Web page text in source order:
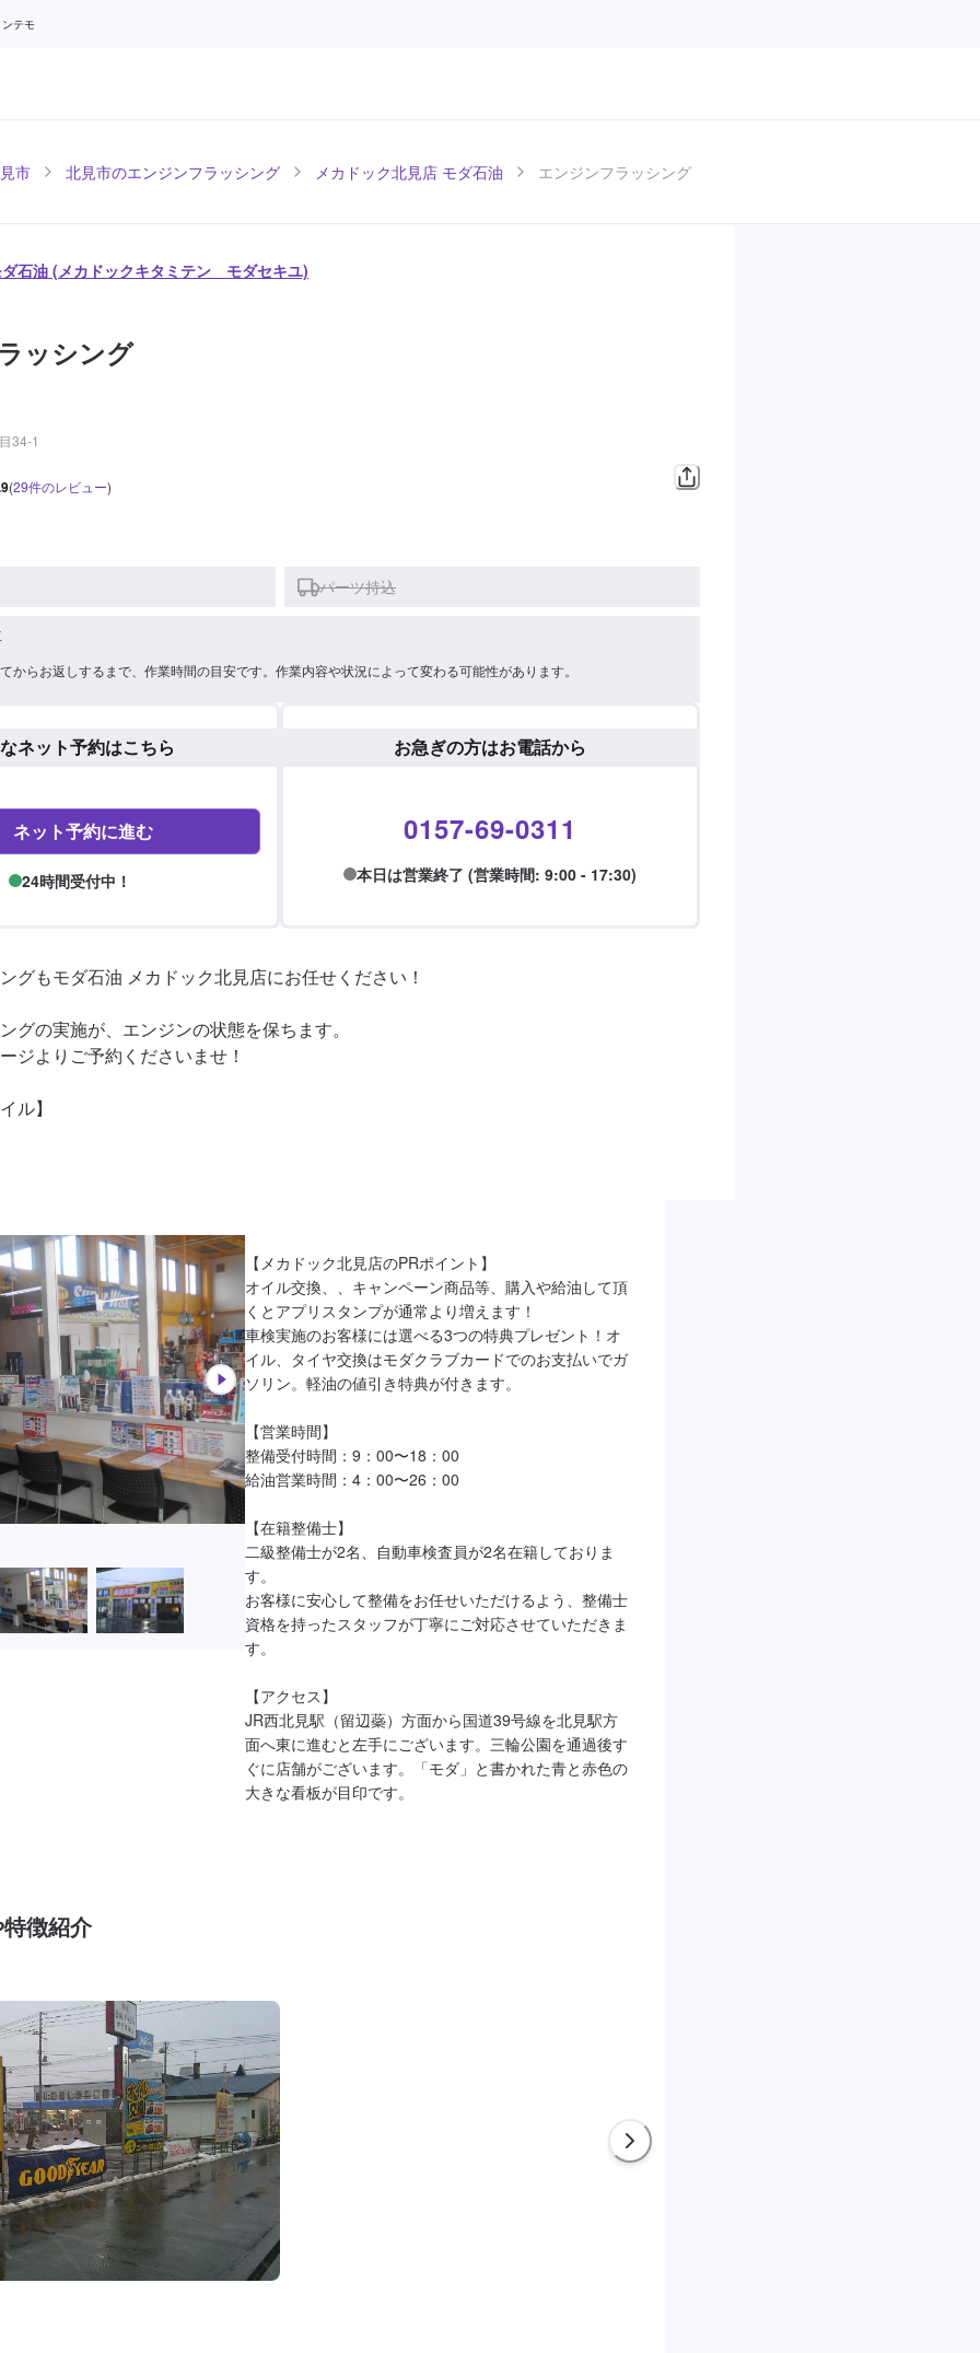
テモ
市 北見市のエンジンフラッシング メカドック北見店 モダ石油 エンジンフラッシング
石油 (メカドックキタミテン モダセキユ)
ッシング
34-1
(29件のレビュー)
パーツ持込
からお返しするまで、作業時間の目安です。作業内容や状況によって変わる可能性があります。
ネット予約はこちら
ネット予約に進む
24時間受付中！
お急ぎの方はお電話から
0157-69-0311
本日は営業終了 (営業時間: 9:00 - 17:30)
グもモダ石油 メカドック北見店にお任せください！
グの実施が、エンジンの状態を保ちます。
ジよりご予約くださいませ！
ル】
【メカドック北見店のPRポイント】
オイル交換、、キャンペーン商品等、購入や給油して頂
くとアプリスタンプが通常より増えます！
車検実施のお客様には選べる3つの特典プレゼント！オ
イル、タイヤ交換はモダクラブカードでのお支払いでガ
ソリン。軽油の値引き特典が付きます。
【営業時間】
整備受付時間：9：00〜18：00
給油営業時間：4：00〜26：00
【在籍整備士】
二級整備士が2名、自動車検査員が2名在籍しておりま
す。
お客様に安心して整備をお任せいただけるよう、整備士
資格を持ったスタッフが丁寧にご対応させていただきま
す。
【アクセス】
JR西北見駅（留辺蘂）方面から国道39号線を北見駅方
面へ東に進むと左手にございます。三輪公園を通過後す
ぐに店舗がございます。「モダ」と書かれた青と赤色の
大きな看板が目印です。
徴紹介